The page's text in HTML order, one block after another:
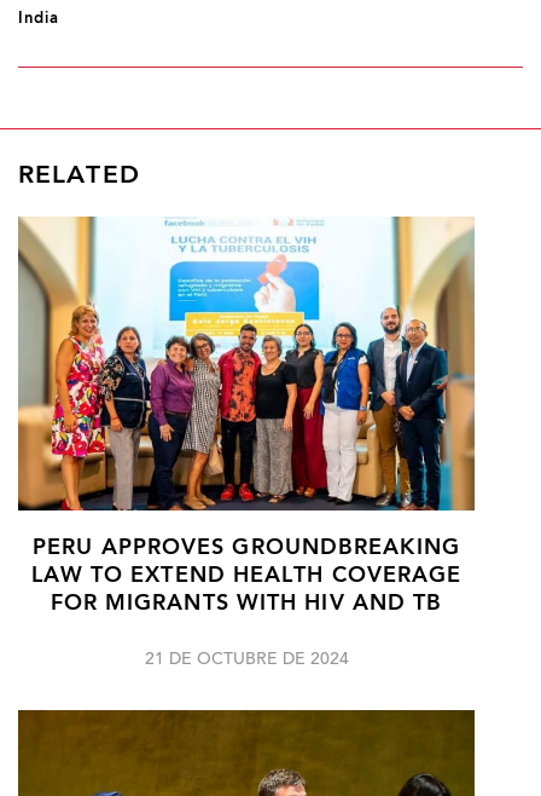
India
RELATED
PERU APPROVES GROUNDBREAKING
LAW TO EXTEND HEALTH COVERAGE
FOR MIGRANTS WITH HIV AND TB
21 DE OCTUBRE DE 2024